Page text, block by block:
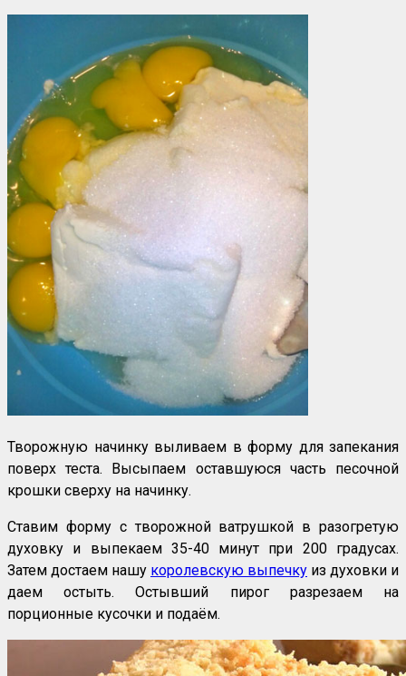
Творожную начинку выливаем в форму для запекания
поверх теста. Высыпаем оставшуюся часть песочной
крошки сверху на начинку.
Ставим форму с творожной ватрушкой в разогретую
духовку и выпекаем 35-40 минут при 200 градусах.
Затем достаем нашу королевскую выпечку из духовки и
даем остыть. Остывший пирог разрезаем на
порционные кусочки и подаём.